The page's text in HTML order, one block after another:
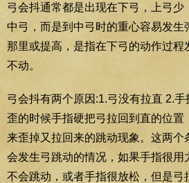
弓会抖通常都是出现在下弓，上弓少
中弓，而是到中弓时的重心容易发生
那里或提高，是指在下弓的动作过程
不动。
弓会抖有两个原因:1.弓没有拉直 2.
歪的时候手指硬把弓拉回到直的位置
来歪掉又拉回来的跳动现象。这两个
会发生弓跳动的情况，如果手指很用
不会跳动，或者手指很放松，但是弓